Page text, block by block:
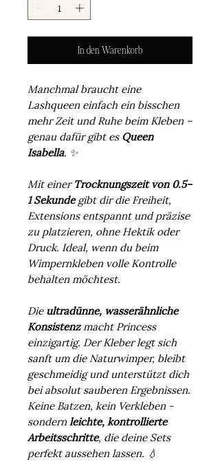
In den Warenkorb
Manchmal braucht eine
Lashqueen einfach ein bisschen
mehr Zeit und Ruhe beim Kleben –
genau dafür gibt esQueen
Isabella. ✨
Mit einerTrocknungszeit von 0.5–
1 Sekundegibt dir die Freiheit,
Extensions entspannt und präzise
zu platzieren, ohne Hektik oder
Druck. Ideal, wenn du beim
Wimpernkleben volle Kontrolle
behalten möchtest.
Die ultradünne, wasserähnliche
Konsistenzmacht Princess
einzigartig. Der Kleber legt sich
sanft um die Naturwimper, bleibt
geschmeidig und unterstützt dich
bei absolut sauberen Ergebnissen.
Keine Batzen, kein Verkleben -
sondernleichte, kontrollierte
Arbeitsschritte, die deine Sets
perfekt aussehen lassen. 💧